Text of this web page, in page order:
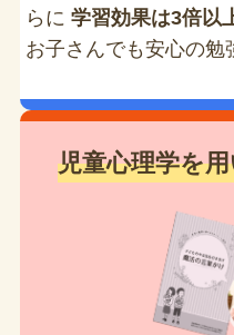
らに 学習効果は3倍以
お子さんでも安心の勉
児童心理学を